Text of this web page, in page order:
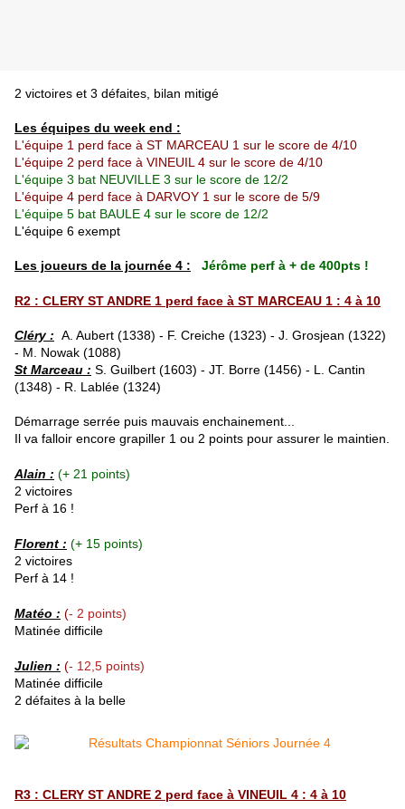
2 victoires et 3 défaites, bilan mitigé
Les équipes du week end :
L'équipe 1 perd face à ST MARCEAU 1 sur le score de 4/10
L'équipe 2 perd face à VINEUIL 4 sur le score de 4/10
L'équipe 3 bat NEUVILLE 3 sur le score de 12/2
L'équipe 4 perd face à DARVOY 1 sur le score de 5/9
L'équipe 5 bat BAULE 4 sur le score de 12/2
L'équipe 6 exempt
Les joueurs de la journée 4 : Jérôme perf à + de 400pts !
R2 : CLERY ST ANDRE 1 perd face à ST MARCEAU 1 : 4 à 10
Cléry : A. Aubert (1338) - F. Creiche (1323) - J. Grosjean (1322)
- M. Nowak (1088)
St Marceau : S. Guilbert (1603) - JT. Borre (1456) - L. Cantin
(1348) - R. Lablée (1324)
Démarrage serrée puis mauvais enchainement...
Il va falloir encore grapiller 1 ou 2 points pour assurer le maintien.
Alain : (+ 21 points)
2 victoires
Perf à 16 !
Florent : (+ 15 points)
2 victoires
Perf à 14 !
Matéo : (- 2 points)
Matinée difficile
Julien : (- 12,5 points)
Matinée difficile
2 défaites à la belle
R3 : CLERY ST ANDRE 2 perd face à VINEUIL 4 : 4 à 10